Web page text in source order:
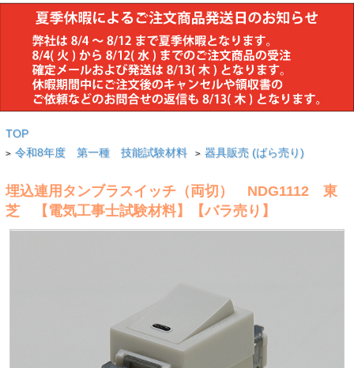
TOP
> 令和8年度 第一種 技能試験材料 > 器具販売 (ばら売り)
埋込連用タンブラスイッチ（両切） NDG1112 東
芝 【電気工事士試験材料】【バラ売り】